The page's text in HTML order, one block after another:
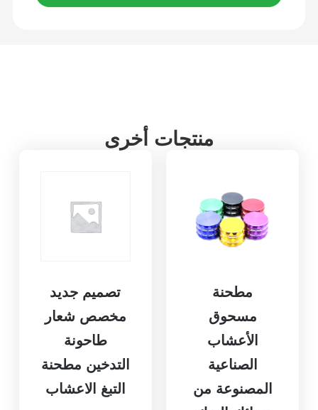
منتجات أخرى
تصميم جديد
مخصص شعار
طاحونة
التدخين مطحنة
التبغ الاعشاب
مطحنة
مسحوق
الأعشاب
الصناعية
المصنوعة من